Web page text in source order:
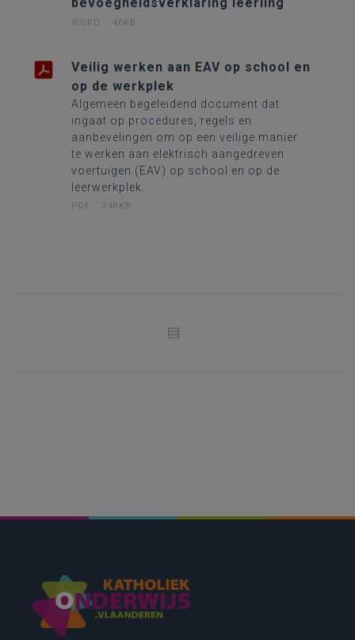
WORD 46KB
Veilig werken aan EAV op school en
op de werkplek
Algemeen begeleidend document dat
ingaat op procedures, regels en
aanbevelingen om op een veilige manier
te werken aan elektrisch aangedreven
voertuigen (EAV) op school en op de
leerwerkplek.
PDF 248KB